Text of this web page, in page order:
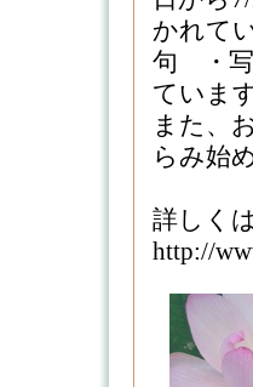
かれて
句 ・写
ています
また、
らみ始
詳しく
http://